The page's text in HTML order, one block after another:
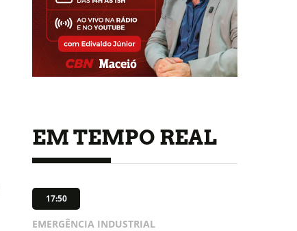
EM TEMPO REAL
17:50
EMERGÊNCIA INDUSTRIAL